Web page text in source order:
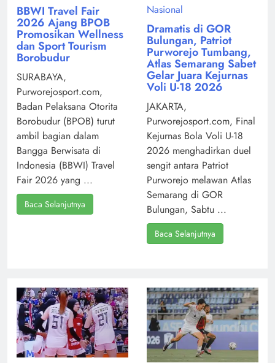
BBWI Travel Fair
2026 Ajang BPOB
Promosikan Wellness
dan Sport Tourism
Borobudur
SURABAYA,
Purworejosport.com,
Badan Pelaksana Otorita
Borobudur (BPOB) turut
ambil bagian dalam
Bangga Berwisata di
Indonesia (BBWI) Travel
Fair 2026 yang ...
Baca Selanjutnya
Nasional
Dramatis di GOR
Bulungan, Patriot
Purworejo Tumbang,
Atlas Semarang Sabet
Gelar Juara Kejurnas
Voli U-18 2026
JAKARTA,
Purworejosport.com, Final
Kejurnas Bola Voli U-18
2026 menghadirkan duel
sengit antara Patriot
Purworejo melawan Atlas
Semarang di GOR
Bulungan, Sabtu ...
Baca Selanjutnya